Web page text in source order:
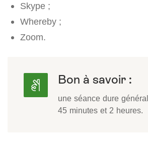
Skype ;
Whereby ;
Zoom.
Bon à savoir :
une séance dure
45 minutes et 2 heures.